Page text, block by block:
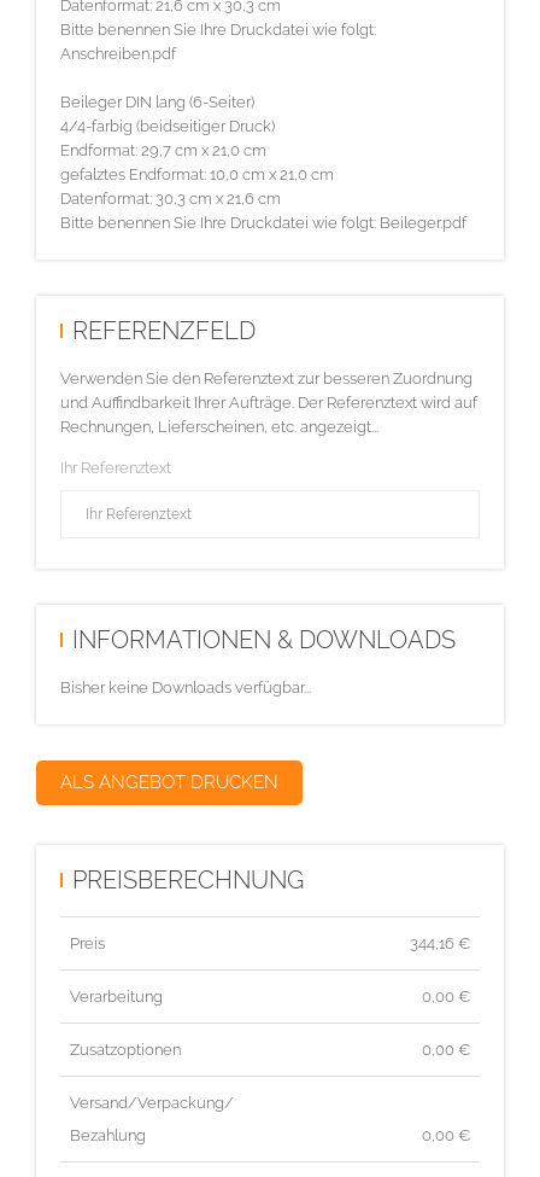
Datenformat: 21,6 cm x 30,3 cm
Bitte benennen Sie Ihre Druckdatei wie folgt:
Anschreiben.pdf
Beileger DIN lang (6-Seiter)
4/4-farbig (beidseitiger Druck)
Endformat: 29,7 cm x 21,0 cm
gefalztes Endformat: 10,0 cm x 21,0 cm
Datenformat: 30,3 cm x 21,6 cm
Bitte benennen Sie Ihre Druckdatei wie folgt: Beileger.pdf
REFERENZFELD
Verwenden Sie den Referenztext zur besseren Zuordnung
und Auffindbarkeit Ihrer Aufträge. Der Referenztext wird auf
Rechnungen, Lieferscheinen, etc. angezeigt...
Ihr Referenztext
INFORMATIONEN & DOWNLOADS
Bisher keine Downloads verfügbar...
ALS ANGEBOT DRUCKEN
PREISBERECHNUNG
Preis 344,16 €
Verarbeitung 0,00 €
Zusatzoptionen 0,00 €
Versand/Verpackung/
Bezahlung
0,00 €